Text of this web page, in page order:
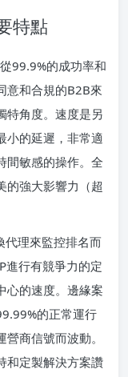
特點
99.9%的成功率和
意和合規的B2B來
角度。速度是另
小的延遲，非常適
間敏感的操作。全
的強大影響力（超
代理來監控排名而
進行有競爭力的定
心的速度。邊緣案
的正常運行
商信號而波動。
定製解決方案讚